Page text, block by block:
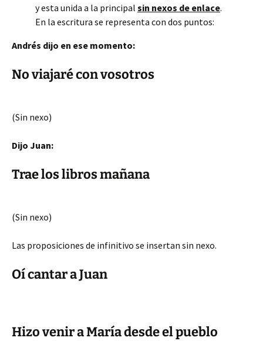
y esta unida a la principal sin nexos de enlace.
En la escritura se representa con dos puntos:
Andrés dijo en ese momento:
No viajaré con vosotros
(Sin nexo)
Dijo Juan:
Trae los libros mañana
(Sin nexo)
Las proposiciones de infinitivo se insertan sin nexo.
Oí cantar a Juan
Hizo venir a María desde el pueblo